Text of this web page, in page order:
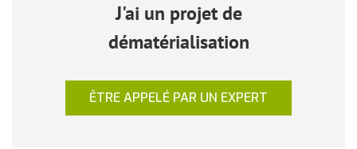
J'ai un projet de
dématérialisation
ÊTRE APPELÉ PAR UN EXPERT